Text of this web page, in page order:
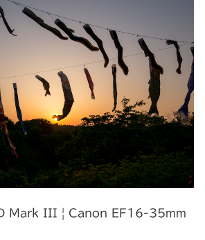
Mark III | Canon EF16-35mm